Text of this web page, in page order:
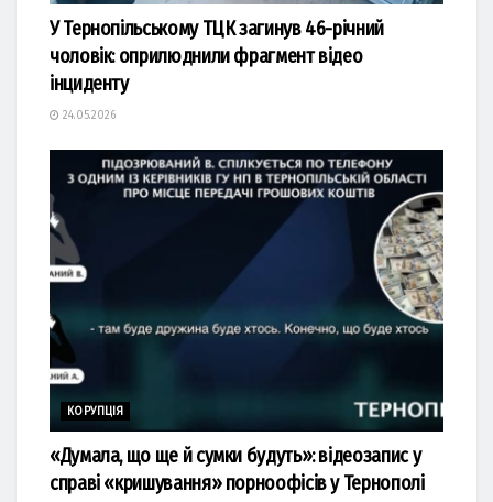
У Тернопільському ТЦК загинув 46-річний
чоловік: оприлюднили фрагмент відео
інциденту
24.05.2026
КОРУПЦІЯ
«Думала, що ще й сумки будуть»: відеозапис у
справі «кришування» порноофісів у Тернополі